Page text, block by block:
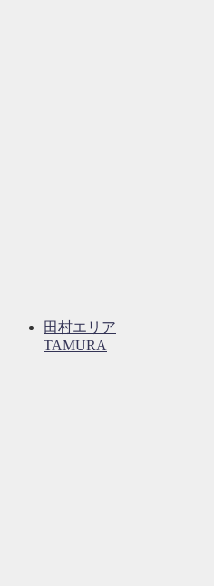
田村エリア
TAMURA